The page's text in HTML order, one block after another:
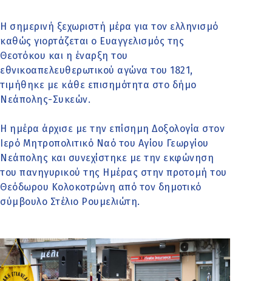
Η σημερινή ξεχωριστή μέρα για τον ελληνισμό
καθώς γιορτάζεται ο Ευαγγελισμός της
Θεοτόκου και η έναρξη του
εθνικοαπελευθερωτικού αγώνα του 1821,
τιμήθηκε με κάθε επισημότητα στο δήμο
Νεάπολης-Συκεών.
H ημέρα άρχισε με την επίσημη Δοξολογία στον
Ιερό Μητροπολιτικό Ναό του Αγίου Γεωργίου
Νεάπολης και συνεχίστηκε με την εκφώνηση
του πανηγυρικού της Ημέρας στην προτομή του
Θεόδωρου Κολοκοτρώνη από τον δημοτικό
σύμβουλο Στέλιο Ρουμελιώτη.